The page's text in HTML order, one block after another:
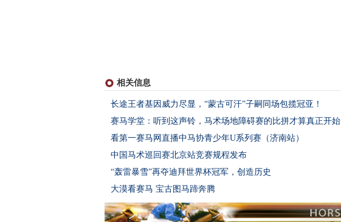
相关信息
长途王者基因威力尽显，“蒙古可汗”子嗣同场包揽冠亚！
赛马学堂：听到这声铃，马术场地障碍赛的比拼才算真正开始
看第一赛马网直播中马协青少年U系列赛（济南站）
中国马术巡回赛北京站竞赛规程发布
“轰雷暴雪”再夺迪拜世界杯冠军，创造历史
大漠看赛马 宝古图马蹄奔腾